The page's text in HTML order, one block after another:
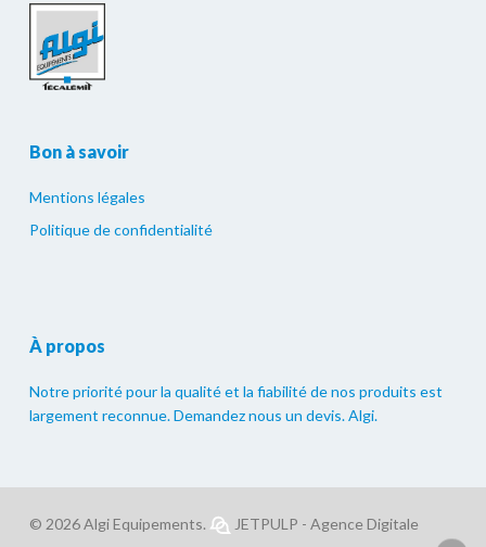
Bon à savoir
Mentions légales
Politique de confidentialité
À propos
Notre priorité pour la qualité et la fiabilité de nos produits est
largement reconnue. Demandez nous un devis. Algi.
© 2026 Algi Equipements. JETPULP - Agence Digitale